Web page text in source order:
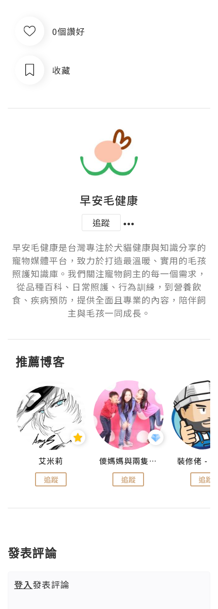
0個讚好
收藏
早安毛健康
追蹤
早安毛健康是台灣專注於犬貓健康與知識分享的
寵物媒體平台，致力於打造最溫暖、實用的毛孩
照護知識庫。我們關注寵物飼主的每一個需求，
從品種百科、日常照護、行為訓練，到營養飲
食、疾病預防，提供全面且專業的內容，陪伴飼
主與毛孩一同成長。
推薦博客
艾米莉
追蹤
儍媽媽與兩隻小魔怪之家
追蹤 追蹤
發表評論
登入發表評論